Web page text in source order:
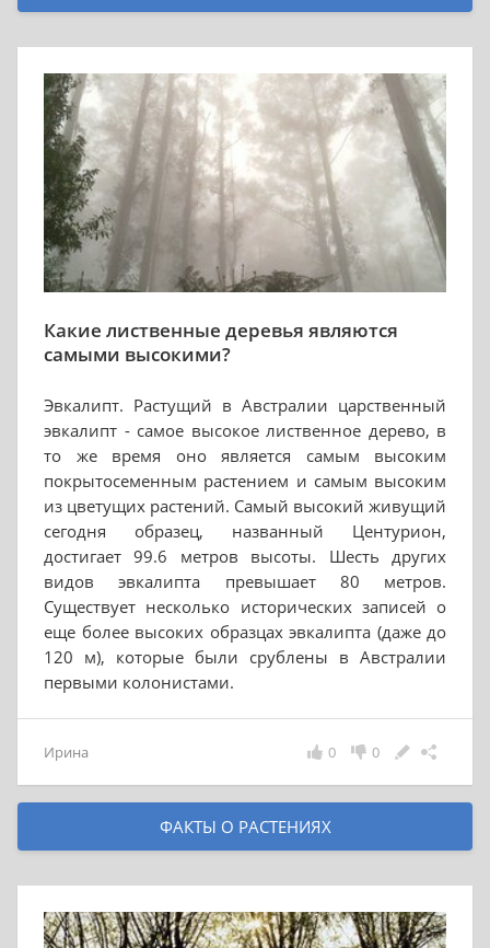
Какие лиственные деревья являются
самыми высокими?
Эвкалипт. Растущий в Австралии царственный
эвкалипт - самое высокое лиственное дерево, в
то же время оно является самым высоким
покрытосеменным растением и самым высоким
из цветущих растений. Самый высокий живущий
сегодня образец, названный Центурион,
достигает 99.6 метров высоты. Шесть других
видов эвкалипта превышает 80 метров.
Существует несколько исторических записей о
еще более высоких образцах эвкалипта (даже до
120 м), которые были срублены в Австралии
первыми колонистами.
Ирина 0
0
ФАКТЫ О РАСТЕНИЯХ